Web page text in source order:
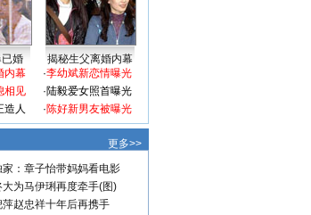
婚
揭秘生父离婚内幕
内幕
相见
造人
·李幼斌新恋情曝光
·陆毅爱女照首曝光
·陈好新男友被曝光
更多>>
家：章子怡带妈妈看电影
大为马伊琍再度牵手(图)
萍赵忠祥十年后再携手